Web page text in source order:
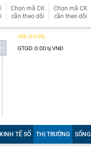
Chọn mã CK
cần theo dõi
Chọn mã CK
cần theo dõi
KINH TẾ SỐ THỊ TRƯỜNG SỐNG